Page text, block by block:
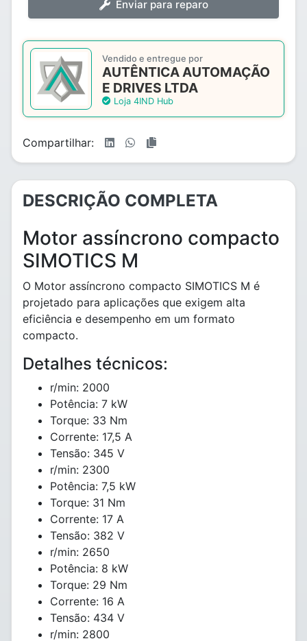
Enviar para reparo
Vendido e entregue por
AUTÊNTICA AUTOMAÇÃO
E DRIVES LTDA
Loja 4IND Hub
Compartilhar:
DESCRIÇÃO COMPLETA
Motor assíncrono compacto
SIMOTICS M
O Motor assíncrono compacto SIMOTICS M é
projetado para aplicações que exigem alta
eficiência e desempenho em um formato
compacto.
Detalhes técnicos:
r/min: 2000
Potência: 7 kW
Torque: 33 Nm
Corrente: 17,5 A
Tensão: 345 V
r/min: 2300
Potência: 7,5 kW
Torque: 31 Nm
Corrente: 17 A
Tensão: 382 V
r/min: 2650
Potência: 8 kW
Torque: 29 Nm
Corrente: 16 A
Tensão: 434 V
r/min: 2800